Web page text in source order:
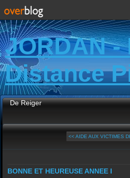
JORDAN -
Distance
De Reiger
<< AIDE AUX VICTIMES
BONNE ET HEUREUSE ANNEE I